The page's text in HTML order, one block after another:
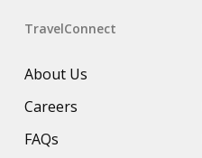
TravelConnect
About Us
Careers
FAQs